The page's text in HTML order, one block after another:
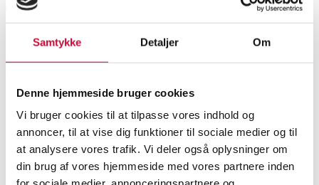
Samtykke Detaljer Om
Denne hjemmeside bruger cookies
Vi bruger cookies til at tilpasse vores indhold og
annoncer, til at vise dig funktioner til sociale medier og til
at analysere vores trafik. Vi deler også oplysninger om
din brug af vores hjemmeside med vores partnere inden
Tennisarmlænke af 14 kt. hvidguld med Laboratorieskabte
Tennisarmlænke af 14 kt.
hvidguld med
Laboratorieskabte diamanter,
ca. 3.13 ct.
SHOWROOM
København
VURDERING
DKK 6553470